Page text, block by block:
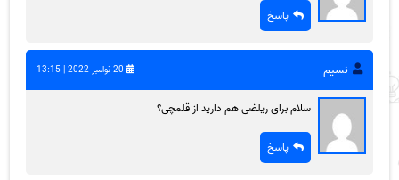
پاسخ
نسیم 20 نوامبر 2022 | 13:15
سلام برای ریلضی هم دارید از قلمچی؟
پاسخ